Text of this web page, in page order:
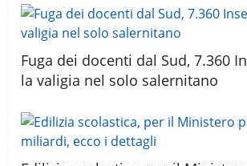
Fuga dei docenti dal Sud, 7.360
la valigia nel solo salernitano